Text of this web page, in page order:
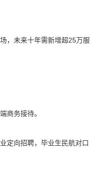
，未来十年需新增超25万服
商务接待。
定向招聘，毕业生民航对口